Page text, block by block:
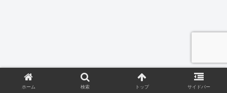
ホーム 検索 トップ サイドバー